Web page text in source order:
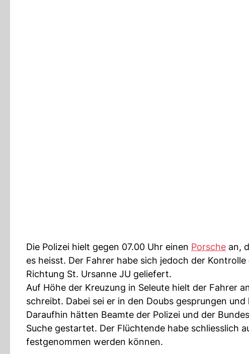
Die Polizei hielt gegen 07.00 Uhr einen Porsche an,
es heisst. Der Fahrer habe sich jedoch der
Richtung St. Ursanne JU geliefert.
Auf Höhe der Kreuzung in Seleute hielt der Fahrer
schreibt. Dabei sei er in den Doubs gesprungen
Daraufhin hätten Beamte der Polizei und der
Suche gestartet. Der Flüchtende habe schliesslich
festgenommen werden können.